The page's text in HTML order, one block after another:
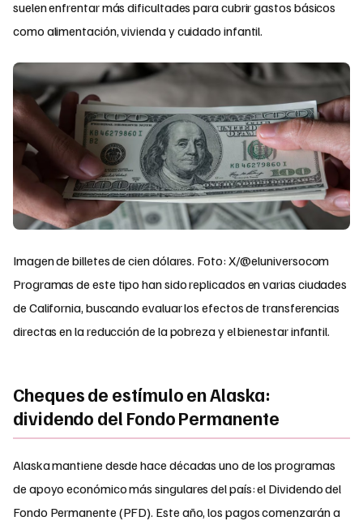
suelen enfrentar más dificultades para cubrir gastos básicos
como alimentación, vivienda y cuidado infantil.
Imagen de billetes de cien dólares. Foto: X/@eluniversocom
Programas de este tipo han sido replicados en varias ciudades
de California, buscando evaluar los efectos de transferencias
directas en la reducción de la pobreza y el bienestar infantil.
Cheques de estímulo en Alaska:
dividendo del Fondo Permanente
Alaska mantiene desde hace décadas uno de los programas
de apoyo económico más singulares del país: el Dividendo del
Fondo Permanente (PFD). Este año, los pagos comenzarán a